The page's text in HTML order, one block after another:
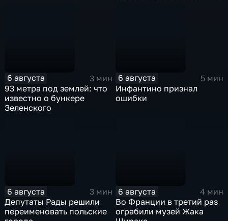
6 августа
3 мин
93 метра под землей: что
известно о бункере
Зеленского
6 августа
5 мин
Инфантино признал
ошибки
6 августа
3 мин
Депутаты Рады решили
переименовать польские
6 августа
4 мин
Во Франции в третий раз
ограбили музей Жака